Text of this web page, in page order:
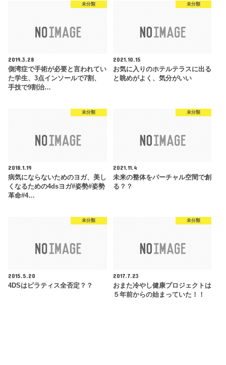
未分類
2019.3.28
側湾症で手術が必要と言われてい
た学生、3点インソールで7割、
手技で9割治…
未分類
2021.10.15
お気に入りのホテルテラスに出る
と眺めがよく、気分がいい
未分類
2018.1.19
病気にならないためのヨガ、美し
くなるための4dsヨガ#姿勢#姿勢
革命#4…
未分類
2021.11.4
未来の整体をバーチャル空間で創
る？？
未分類
2015.5.20
4DSはピラティス全否定？？
未分類
2017.7.23
おまた冷やし健康プロジェクトは
５年前からの始まっていた！！